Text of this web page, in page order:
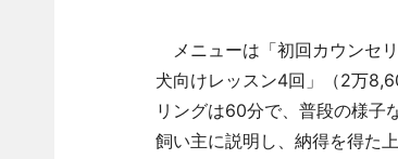
メニューは「初回カウンセ
犬向けレッスン4回」（2万
リングは60分で、普段の様子
飼い主に説明し、納得を得た